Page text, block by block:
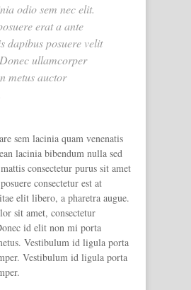
odio sem nec elit.
erat a ante
dapibus posuere velit
ullamcorper
metus auctor
sem lacinia quam venenatis
lacinia bibendum nulla sed
consectetur purus sit amet
consectetur est at
elit libero, a pharetra augue.
sit amet, consectetur
id elit non mi porta
Vestibulum id ligula porta
Vestibulum id ligula porta